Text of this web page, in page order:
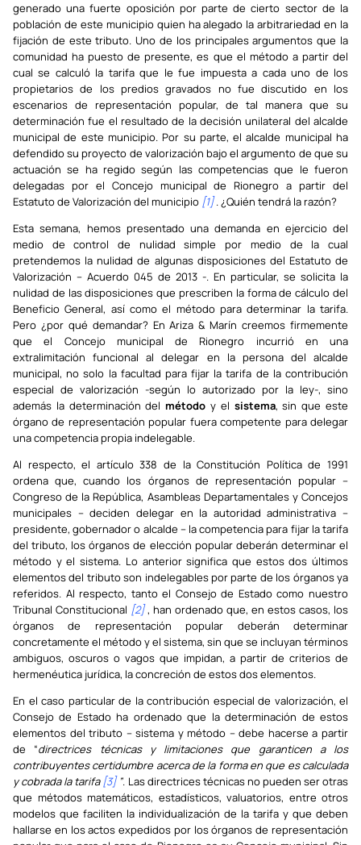
generado una fuerte oposición por parte de cierto sector de la
población de este municipio quien ha alegado la arbitrariedad en la
fijación de este tributo. Uno de los principales argumentos que la
comunidad ha puesto de presente, es que el método a partir del
cual se calculó la tarifa que le fue impuesta a cada uno de los
propietarios de los predios gravados no fue discutido en los
escenarios de representación popular, de tal manera que su
determinación fue el resultado de la decisión unilateral del alcalde
municipal de este municipio. Por su parte, el alcalde municipal ha
defendido su proyecto de valorización bajo el argumento de que su
actuación se ha regido según las competencias que le fueron
delegadas por el Concejo municipal de Rionegro a partir del
Estatuto de Valorización del municipio [1] . ¿Quién tendrá la razón?
Esta semana, hemos presentado una demanda en ejercicio del
medio de control de nulidad simple por medio de la cual
pretendemos la nulidad de algunas disposiciones del Estatuto de
Valorización – Acuerdo 045 de 2013 -. En particular, se solicita la
nulidad de las disposiciones que prescriben la forma de cálculo del
Beneficio General, así como el método para determinar la tarifa.
Pero ¿por qué demandar? En Ariza & Marín creemos firmemente
que el Concejo municipal de Rionegro incurrió en una
extralimitación funcional al delegar en la persona del alcalde
municipal, no solo la facultad para fijar la tarifa de la contribución
especial de valorización -según lo autorizado por la ley-, sino
además la determinación delmétodoy el sistema, sin que este
órgano de representación popular fuera competente para delegar
una competencia propia indelegable.
Al respecto, el artículo 338 de la Constitución Política de 1991
ordena que, cuando los órganos de representación popular –
Congreso de la República, Asambleas Departamentales y Concejos
municipales – deciden delegar en la autoridad administrativa –
presidente, gobernador o alcalde – la competencia para fijar la tarifa
del tributo, los órganos de elección popular deberán determinar el
método y el sistema. Lo anterior significa que estos dos últimos
elementos del tributo son indelegables por parte de los órganos ya
referidos. Al respecto, tanto el Consejo de Estado como nuestro
Tribunal Constitucional [2], han ordenado que, en estos casos, los
órganos de representación popular deberán determinar
concretamente el método y el sistema, sin que se incluyan términos
ambiguos, oscuros o vagos que impidan, a partir de criterios de
hermenéutica jurídica, la concreción de estos dos elementos.
En el caso particular de la contribución especial de valorización, el
Consejo de Estado ha ordenado que la determinación de estos
elementos del tributo – sistema y método – debe hacerse a partir
de “directrices técnicas y limitaciones que garanticen a los
contribuyentes certidumbre acerca de la forma en que es calculada
y cobrada la tarifa [3]”. Las directrices técnicas no pueden ser otras
que métodos matemáticos, estadísticos, valuatorios, entre otros
modelos que faciliten la individualización de la tarifa y que deben
hallarse en los actos expedidos por los órganos de representación